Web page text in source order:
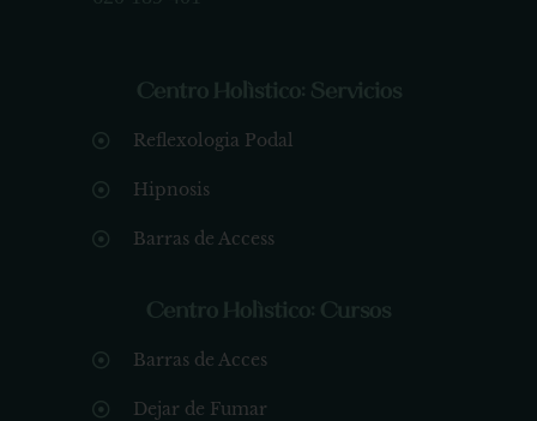
Centro Holístico: Servicios
Reflexologia Podal
Hipnosis
Barras de Access
Centro Holístico: Cursos
Barras de Acces
Dejar de Fumar